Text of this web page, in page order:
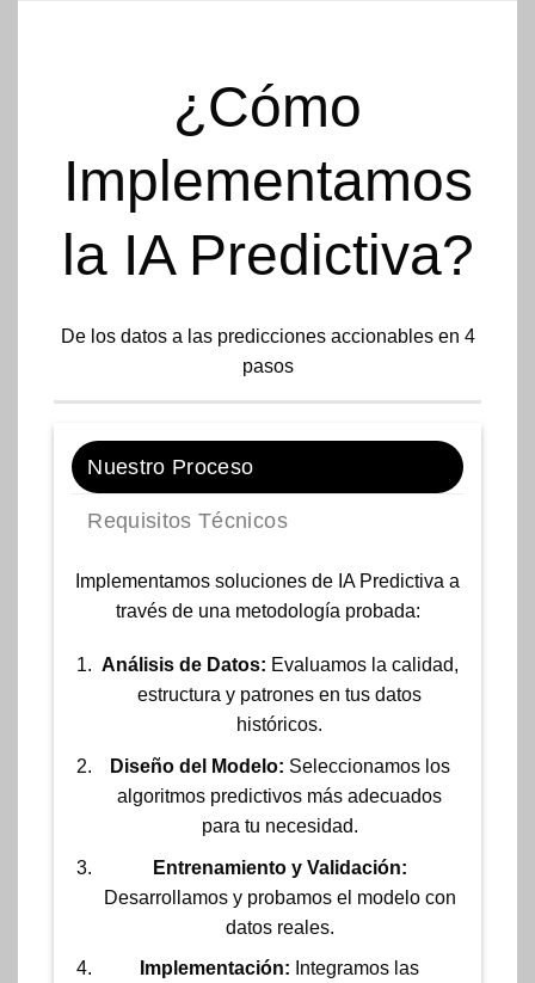
¿Cómo
Implementamos
la IA Predictiva?
De los datos a las predicciones accionables en 4
pasos
Nuestro Proceso
Requisitos Técnicos
Implementamos soluciones de IA Predictiva a
través de una metodología probada:
Análisis de Datos: Evaluamos la calidad,
estructura y patrones en tus datos
históricos.
Diseño del Modelo: Seleccionamos los
algoritmos predictivos más adecuados
para tu necesidad.
Entrenamiento y Validación:
Desarrollamos y probamos el modelo con
datos reales.
Implementación: Integramos las